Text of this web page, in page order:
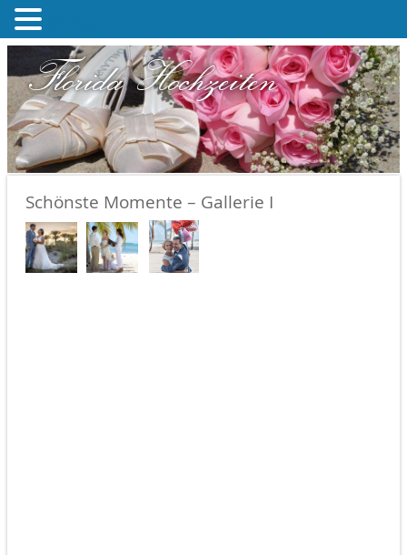
Florida Hochzeiten
Schönste Momente – Gallerie I